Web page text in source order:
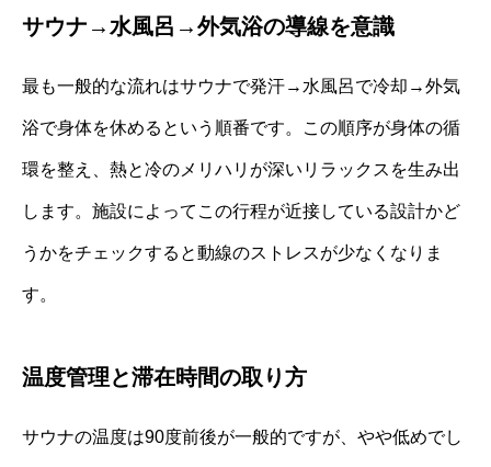
サウナ→水風呂→外気浴の導線を意識
最も一般的な流れはサウナで発汗→水風呂で冷却→外気
浴で身体を休めるという順番です。この順序が身体の循
環を整え、熱と冷のメリハリが深いリラックスを生み出
します。施設によってこの行程が近接している設計かど
うかをチェックすると動線のストレスが少なくなりま
す。
温度管理と滞在時間の取り方
サウナの温度は90度前後が一般的ですが、やや低めでし